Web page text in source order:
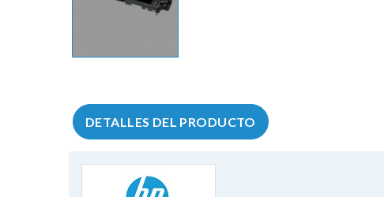
DETALLES DEL PRODUCTO